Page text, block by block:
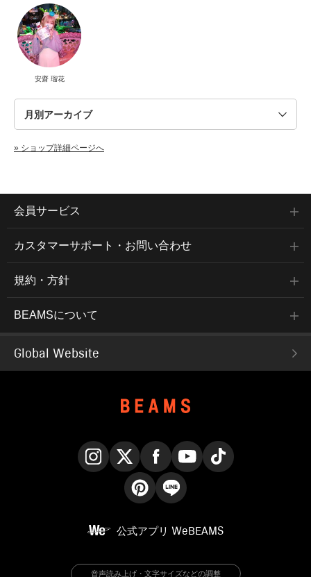
安齋 瑠花
» ショップ詳細ページへ
会員サービス
カスタマーサポート・お問い合わせ
規約・方針
BEAMSについて
Global Website
公式アプリ WeBEAMS
音声読み上げ・文字サイズなどの調整